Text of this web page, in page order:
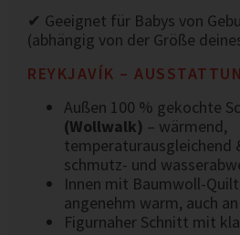
✔ Geeignet für Babys von
(abhängig von der Größe
REYKJAVÍK –
Außen 100 % gekochte
(Wollwalk) – wärmend,
temperaturausgleichend
schmutz- und
Innen mit Baumwoll-
angenehm warm, auch
Figurnaher Schnitt mit